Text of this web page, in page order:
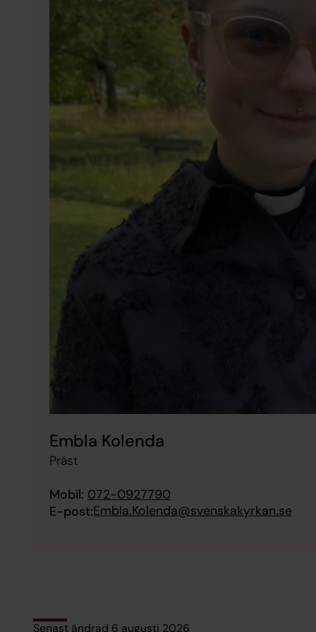
Embla Kolenda
Präst
Mobil: 072-0927790
E-post:Embla.Kolenda@svenskakyrkan.se
Senast ändrad 6 augusti 2026